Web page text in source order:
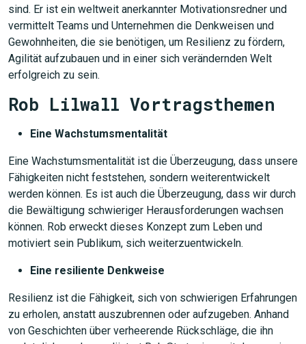
sind. Er ist ein weltweit anerkannter Motivationsredner und
vermittelt Teams und Unternehmen die Denkweisen und
Gewohnheiten, die sie benötigen, um Resilienz zu fördern,
Agilität aufzubauen und in einer sich verändernden Welt
erfolgreich zu sein.
Rob Lilwall Vortragsthemen
Eine Wachstumsmentalität
Eine Wachstumsmentalität ist die Überzeugung, dass unsere
Fähigkeiten nicht feststehen, sondern weiterentwickelt
werden können. Es ist auch die Überzeugung, dass wir durch
die Bewältigung schwieriger Herausforderungen wachsen
können. Rob erweckt dieses Konzept zum Leben und
motiviert sein Publikum, sich weiterzuentwickeln.
Eine resiliente Denkweise
Resilienz ist die Fähigkeit, sich von schwierigen Erfahrungen
zu erholen, anstatt auszubrennen oder aufzugeben. Anhand
von Geschichten über verheerende Rückschläge, die ihn